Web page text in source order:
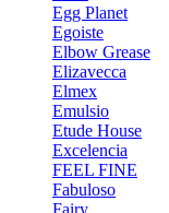
Egg Planet
Egoiste
Elbow Grease
Elizavecca
Elmex
Emulsio
Etude House
Excelencia
FEEL FINE
Fabuloso
Fairy